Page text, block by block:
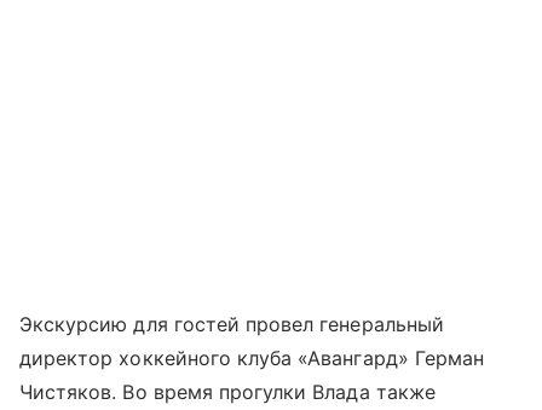
Экскурсию для гостей провел генеральный
директор хоккейного клуба «Авангард» Герман
Чистяков. Во время прогулки Влада также